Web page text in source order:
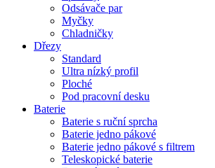
Odsávače par
Myčky
Chladničky
Dřezy
Standard
Ultra nízký profil
Ploché
Pod pracovní desku
Baterie
Baterie s ruční sprcha
Baterie jedno pákové
Baterie jedno pákové s filtrem
Teleskopické baterie